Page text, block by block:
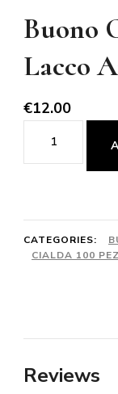
Buono
Lacco
€12.00
Buono
Caffè
Gusto
Lacco
CATEGORIES:
CIALDA 100
Reviews